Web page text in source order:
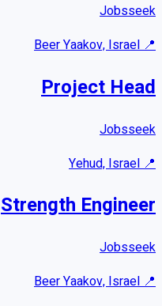
Jobsseek
📍
Beer Yaakov, Israel
Project Head
Jobsseek
📍
Yehud, Israel
Strength Engineer
Jobsseek
📍
Beer Yaakov, Israel